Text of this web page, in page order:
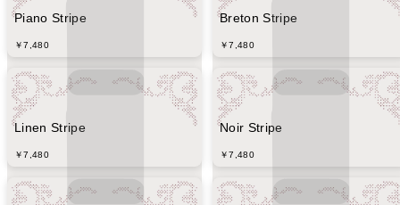
Piano Stripe
￥7,480
Breton Stripe
￥7,480
Linen Stripe
￥7,480
Noir Stripe
￥7,480